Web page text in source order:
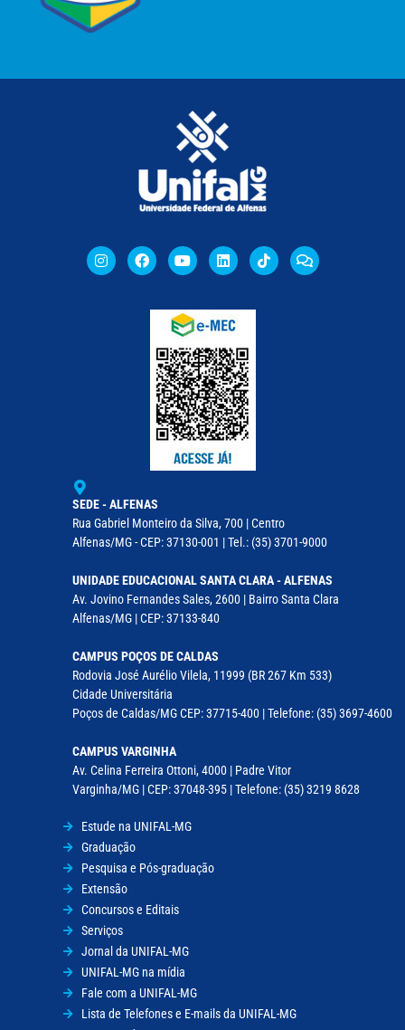
SEDE - ALFENAS
Rua Gabriel Monteiro da Silva, 700 | Centro
Alfenas/MG - CEP: 37130-001 | Tel.: (35) 3701-9000
UNIDADE EDUCACIONAL SANTA CLARA - ALFENAS
Av. Jovino Fernandes Sales, 2600 | Bairro Santa Clara
Alfenas/MG | CEP: 37133-840
CAMPUS POÇOS DE CALDAS
Rodovia José Aurélio Vilela, 11999 (BR 267 Km 533)
Cidade Universitária
Poços de Caldas/MG CEP: 37715-400 | Telefone: (35) 3697-4600
CAMPUS VARGINHA
Av. Celina Ferreira Ottoni, 4000 | Padre Vitor
Varginha/MG | CEP: 37048-395 | Telefone: (35) 3219 8628
Estude na UNIFAL-MG
Graduação
Pesquisa e Pós-graduação
Extensão
Concursos e Editais
Serviços
Jornal da UNIFAL-MG
UNIFAL-MG na mídia
Fale com a UNIFAL-MG
Lista de Telefones e E-mails da UNIFAL-MG